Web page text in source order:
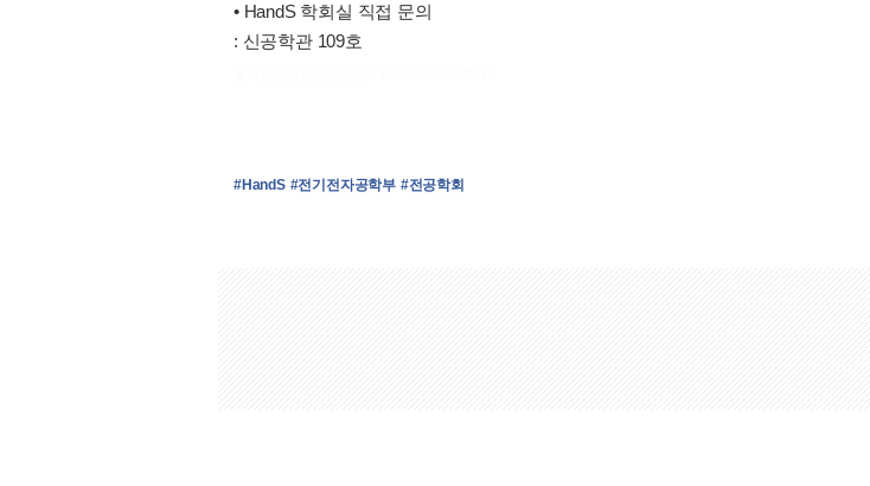
• HandS 학회실 직접 문의
: 신공학관 109호
#HandS #전기전자공학부 #전공학회